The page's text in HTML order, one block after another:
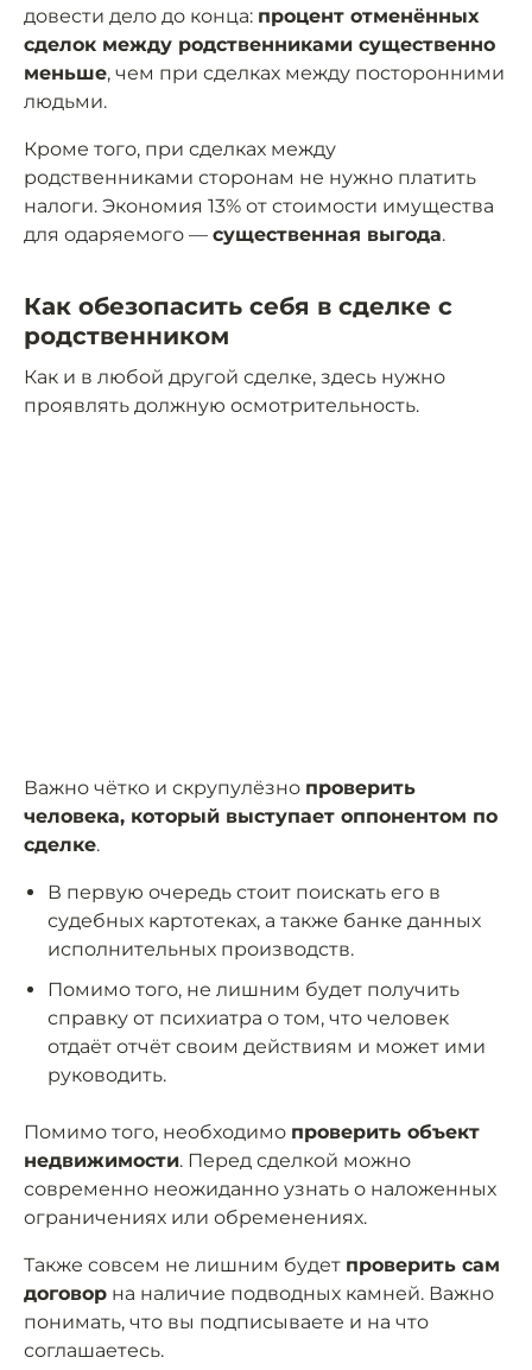
довести дело до конца: процент отменённых
сделок между родственниками существенно
меньше, чем при сделках между посторонними
людьми.
Кроме того, при сделках между
родственниками сторонам не нужно платить
налоги. Экономия 13% от стоимости имущества
для одаряемого — существенная выгода.
Как обезопасить себя в сделке с
родственником
Как и в любой другой сделке, здесь нужно
проявлять должную осмотрительность.
Важно чётко и скрупулёзно проверить
человека, который выступает оппонентом по
сделке.
В первую очередь стоит поискать его в
судебных картотеках, а также банке данных
исполнительных производств.
Помимо того, не лишним будет получить
справку от психиатра о том, что человек
отдаёт отчёт своим действиям и может ими
руководить.
Помимо того, необходимо проверить объект
недвижимости. Перед сделкой можно
современно неожиданно узнать о наложенных
ограничениях или обременениях.
Также совсем не лишним будет проверить сам
договор на наличие подводных камней. Важно
понимать, что вы подписываете и на что
соглашаетесь.